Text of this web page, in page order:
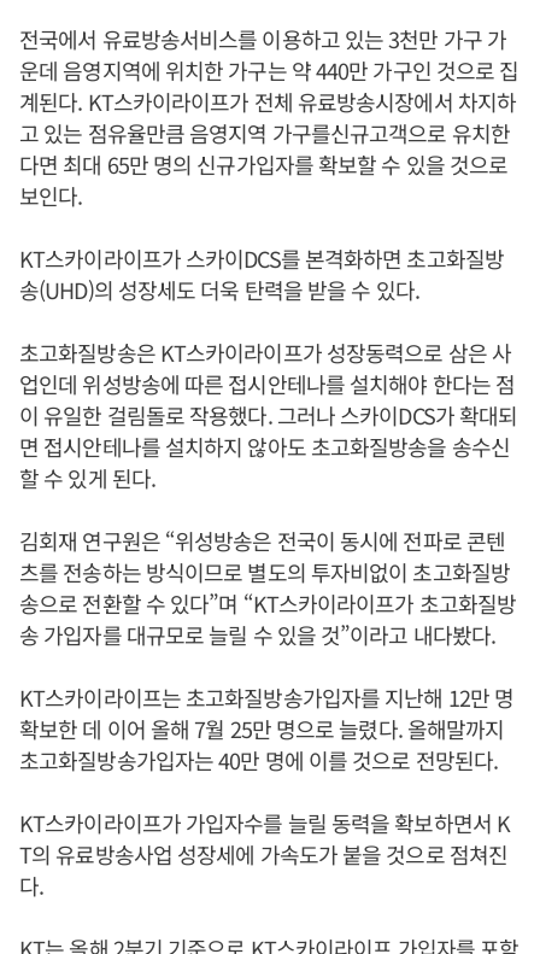
전국에서 유료방송서비스를 이용하고 있는 3천만 가구 가
운데 음영지역에 위치한 가구는 약 440만 가구인 것으로 집
계된다. KT스카이라이프가 전체 유료방송시장에서 차지하
고 있는 점유율만큼 음영지역 가구를신규고객으로 유치한
다면 최대 65만 명의 신규가입자를 확보할 수 있을 것으로
보인다.
KT스카이라이프가 스카이DCS를 본격화하면 초고화질방
송(UHD)의 성장세도 더욱 탄력을 받을 수 있다.
초고화질방송은 KT스카이라이프가 성장동력으로 삼은 사
업인데 위성방송에 따른 접시안테나를 설치해야 한다는 점
이 유일한 걸림돌로 작용했다. 그러나 스카이DCS가 확대되
면 접시안테나를 설치하지 않아도 초고화질방송을 송수신
할 수 있게 된다.
김회재 연구원은 “위성방송은 전국이 동시에 전파로 콘텐
츠를 전송하는 방식이므로 별도의 투자비없이 초고화질방
송으로 전환할 수 있다”며 “KT스카이라이프가 초고화질방
송 가입자를 대규모로 늘릴 수 있을 것”이라고 내다봤다.
KT스카이라이프는 초고화질방송가입자를 지난해 12만 명
확보한 데 이어 올해 7월 25만 명으로 늘렸다. 올해말까지
초고화질방송가입자는 40만 명에 이를 것으로 전망된다.
KT스카이라이프가 가입자수를 늘릴 동력을 확보하면서 K
T의 유료방송사업 성장세에 가속도가 붙을 것으로 점쳐진
다.